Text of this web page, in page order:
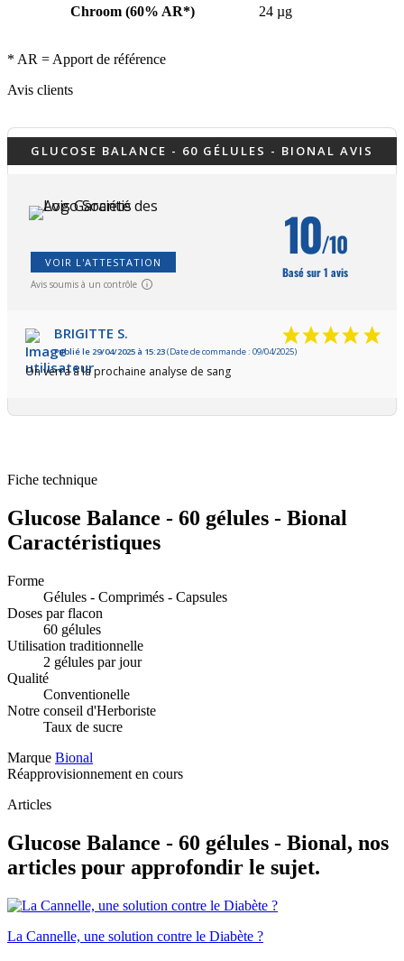
Chroom (60% AR*) 24 µg
* AR = Apport de référence
Avis clients
GLUCOSE BALANCE - 60 GÉLULES - BIONAL AVIS
VOIR L'ATTESTATION
Avis soumis à un contrôle
10/10
Basé sur 1 avis
BRIGITTE S.
Publié le 29/04/2025 à 15:23(Date de commande : 09/04/2025)
On verra à la prochaine analyse de sang
Fiche technique
Glucose Balance - 60 gélules - Bional
Caractéristiques
Forme
Gélules - Comprimés - Capsules
Doses par flacon
60 gélules
Utilisation traditionnelle
2 gélules par jour
Qualité
Conventionelle
Notre conseil d'Herboriste
Taux de sucre
Marque Bional
Réapprovisionnement en cours
Articles
Glucose Balance - 60 gélules - Bional, nos
articles pour approfondir le sujet.
La Cannelle, une solution contre le Diabète ?